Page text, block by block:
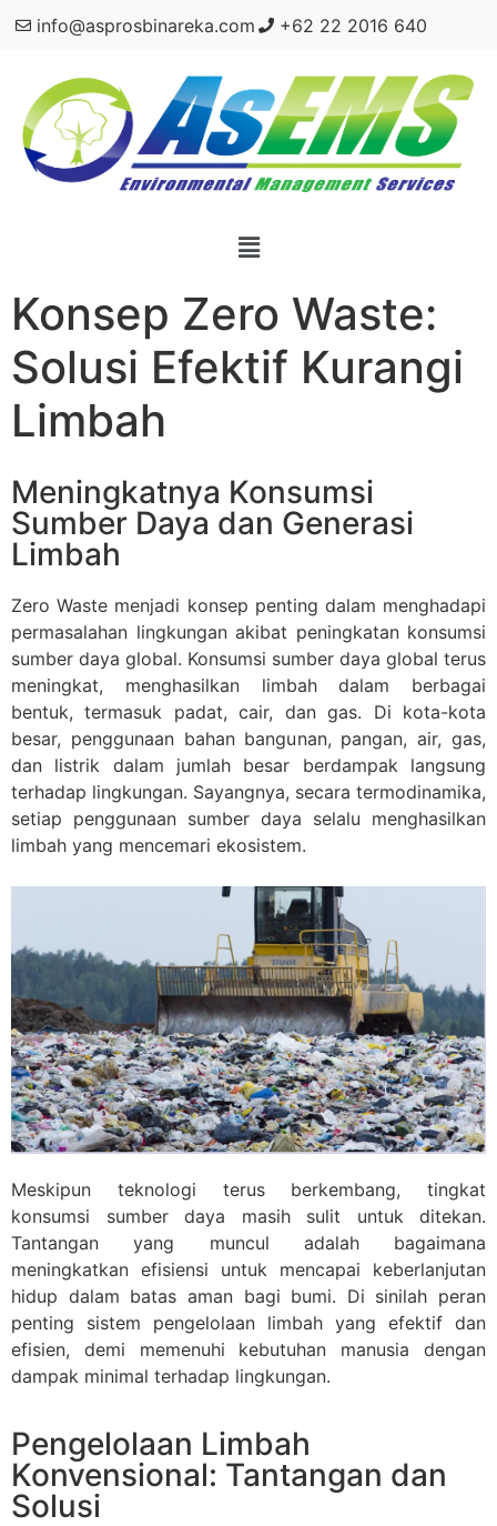
info@asprosbinareka.com +62 22 2016 640
Konsep Zero Waste:
Solusi Efektif Kurangi
Limbah
Meningkatnya Konsumsi
Sumber Daya dan Generasi
Limbah
Zero Waste menjadi konsep penting dalam menghadapi
permasalahan lingkungan akibat peningkatan konsumsi
sumber daya global. Konsumsi sumber daya global terus
meningkat, menghasilkan limbah dalam berbagai
bentuk, termasuk padat, cair, dan gas. Di kota-kota
besar, penggunaan bahan bangunan, pangan, air, gas,
dan listrik dalam jumlah besar berdampak langsung
terhadap lingkungan. Sayangnya, secara termodinamika,
setiap penggunaan sumber daya selalu menghasilkan
limbah yang mencemari ekosistem.
Meskipun teknologi terus berkembang, tingkat
konsumsi sumber daya masih sulit untuk ditekan.
Tantangan yang muncul adalah bagaimana
meningkatkan efisiensi untuk mencapai keberlanjutan
hidup dalam batas aman bagi bumi. Di sinilah peran
penting sistem pengelolaan limbah yang efektif dan
efisien, demi memenuhi kebutuhan manusia dengan
dampak minimal terhadap lingkungan.
Pengelolaan Limbah
Konvensional: Tantangan dan
Solusi